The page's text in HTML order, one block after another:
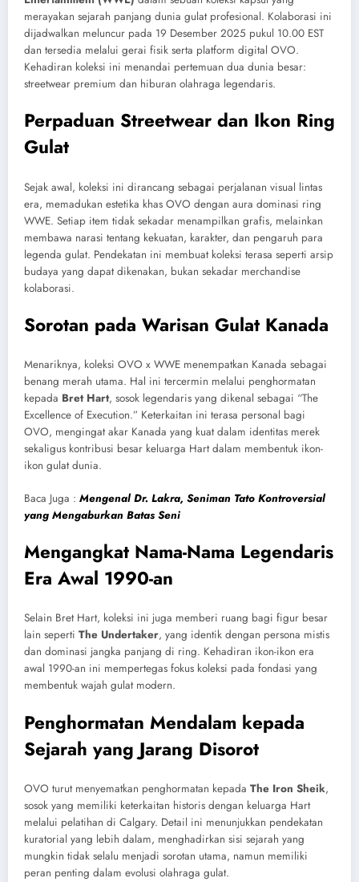
merayakan sejarah panjang dunia gulat profesional. Kolaborasi ini
dijadwalkan meluncur pada 19 Desember 2025 pukul 10.00 EST
dan tersedia melalui gerai fisik serta platform digital OVO.
Kehadiran koleksi ini menandai pertemuan dua dunia besar:
streetwear premium dan hiburan olahraga legendaris.
Perpaduan Streetwear dan Ikon Ring
Gulat
Sejak awal, koleksi ini dirancang sebagai perjalanan visual lintas
era, memadukan estetika khas OVO dengan aura dominasi ring
WWE. Setiap item tidak sekadar menampilkan grafis, melainkan
membawa narasi tentang kekuatan, karakter, dan pengaruh para
legenda gulat. Pendekatan ini membuat koleksi terasa seperti arsip
budaya yang dapat dikenakan, bukan sekadar merchandise
kolaborasi.
Sorotan pada Warisan Gulat Kanada
Menariknya, koleksi OVO x WWE menempatkan Kanada sebagai
benang merah utama. Hal ini tercermin melalui penghormatan
kepada Bret Hart, sosok legendaris yang dikenal sebagai “The
Excellence of Execution.” Keterkaitan ini terasa personal bagi
OVO, mengingat akar Kanada yang kuat dalam identitas merek
sekaligus kontribusi besar keluarga Hart dalam membentuk ikon-
ikon gulat dunia.
Baca Juga : Mengenal Dr. Lakra, Seniman Tato Kontroversial
yang Mengaburkan Batas Seni
Mengangkat Nama-Nama Legendaris
Era Awal 1990-an
Selain Bret Hart, koleksi ini juga memberi ruang bagi figur besar
lain seperti The Undertaker, yang identik dengan persona mistis
dan dominasi jangka panjang di ring. Kehadiran ikon-ikon era
awal 1990-an ini mempertegas fokus koleksi pada fondasi yang
membentuk wajah gulat modern.
Penghormatan Mendalam kepada
Sejarah yang Jarang Disorot
OVO turut menyematkan penghormatan kepada The Iron Sheik,
sosok yang memiliki keterkaitan historis dengan keluarga Hart
melalui pelatihan di Calgary. Detail ini menunjukkan pendekatan
kuratorial yang lebih dalam, menghadirkan sisi sejarah yang
mungkin tidak selalu menjadi sorotan utama, namun memiliki
peran penting dalam evolusi olahraga gulat.